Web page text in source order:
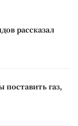
рассказал
поставить газ,